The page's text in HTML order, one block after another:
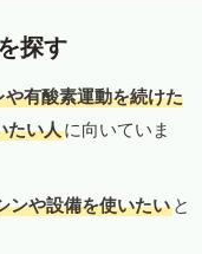
探す
有酸素運動を続けた
たい人に向いていま
ンや設備を使いたい と